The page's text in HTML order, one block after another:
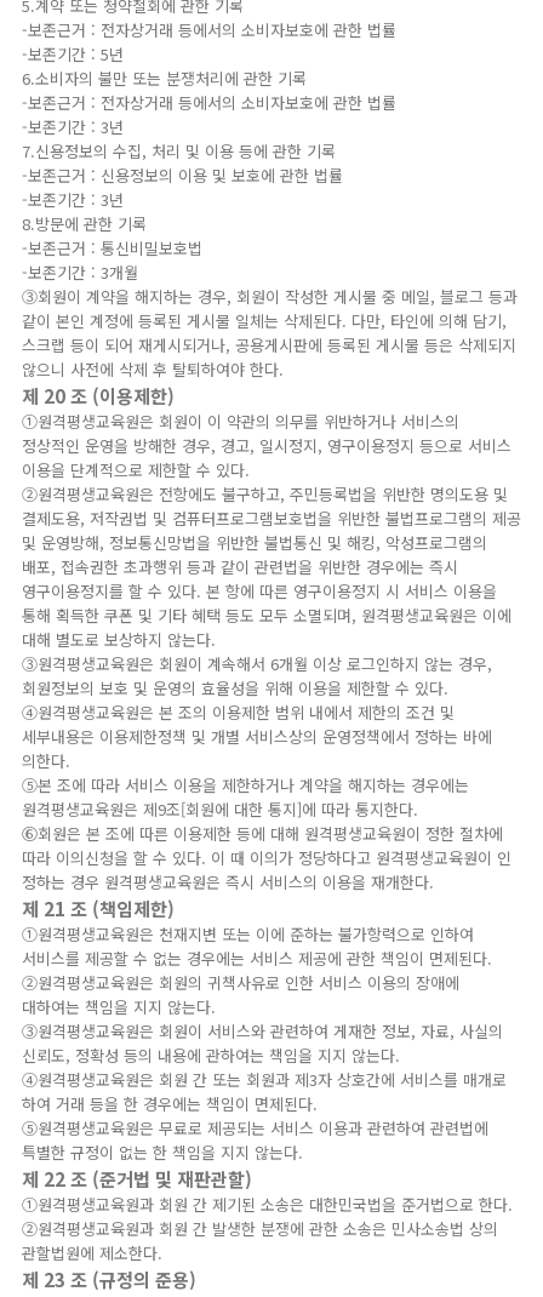
5.계약 또는 청약철회에 관한 기록
-보존근거 : 전자상거래 등에서의 소비자보호에 관한 법률
-보존기간 : 5년
6.소비자의 불만 또는 분쟁처리에 관한 기록
-보존근거 : 전자상거래 등에서의 소비자보호에 관한 법률
-보존기간 : 3년
7.신용정보의 수집, 처리 및 이용 등에 관한 기록
-보존근거 : 신용정보의 이용 및 보호에 관한 법률
-보존기간 : 3년
8.방문에 관한 기록
-보존근거 : 통신비밀보호법
-보존기간 : 3개월
③회원이 계약을 해지하는 경우, 회원이 작성한 게시물 중 메일, 블로그 등과
같이 본인 계정에 등록된 게시물 일체는 삭제된다. 다만, 타인에 의해 담기,
스크랩 등이 되어 재게시되거나, 공용게시판에 등록된 게시물 등은 삭제되지
않으니 사전에 삭제 후 탈퇴하여야 한다.
제 20 조 (이용제한)
①원격평생교육원은 회원이 이 약관의 의무를 위반하거나 서비스의
정상적인 운영을 방해한 경우, 경고, 일시정지, 영구이용정지 등으로 서비스
이용을 단계적으로 제한할 수 있다.
②원격평생교육원은 전항에도 불구하고, 주민등록법을 위반한 명의도용 및
결제도용, 저작권법 및 컴퓨터프로그램보호법을 위반한 불법프로그램의 제공
및 운영방해, 정보통신망법을 위반한 불법통신 및 해킹, 악성프로그램의
배포, 접속권한 초과행위 등과 같이 관련법을 위반한 경우에는 즉시
영구이용정지를 할 수 있다. 본 항에 따른 영구이용정지 시 서비스 이용을
통해 획득한 쿠폰 및 기타 혜택 등도 모두 소멸되며, 원격평생교육원은 이에
대해 별도로 보상하지 않는다.
③원격평생교육원은 회원이 계속해서 6개월 이상 로그인하지 않는 경우,
회원정보의 보호 및 운영의 효율성을 위해 이용을 제한할 수 있다.
④원격평생교육원은 본 조의 이용제한 범위 내에서 제한의 조건 및
세부내용은 이용제한정책 및 개별 서비스상의 운영정책에서 정하는 바에
의한다.
⑤본 조에 따라 서비스 이용을 제한하거나 계약을 해지하는 경우에는
원격평생교육원은 제9조[회원에 대한 통지]에 따라 통지한다.
⑥회원은 본 조에 따른 이용제한 등에 대해 원격평생교육원이 정한 절차에
따라 이의신청을 할 수 있다. 이 때 이의가 정당하다고 원격평생교육원이 인
정하는 경우 원격평생교육원은 즉시 서비스의 이용을 재개한다.
제 21 조 (책임제한)
①원격평생교육원은 천재지변 또는 이에 준하는 불가항력으로 인하여
서비스를 제공할 수 없는 경우에는 서비스 제공에 관한 책임이 면제된다.
②원격평생교육원은 회원의 귀책사유로 인한 서비스 이용의 장애에
대하여는 책임을 지지 않는다.
③원격평생교육원은 회원이 서비스와 관련하여 게재한 정보, 자료, 사실의
신뢰도, 정확성 등의 내용에 관하여는 책임을 지지 않는다.
④원격평생교육원은 회원 간 또는 회원과 제3자 상호간에 서비스를 매개로
하여 거래 등을 한 경우에는 책임이 면제된다.
⑤원격평생교육원은 무료로 제공되는 서비스 이용과 관련하여 관련법에
특별한 규정이 없는 한 책임을 지지 않는다.
제 22 조 (준거법 및 재판관할)
①원격평생교육원과 회원 간 제기된 소송은 대한민국법을 준거법으로 한다.
②원격평생교육원과 회원 간 발생한 분쟁에 관한 소송은 민사소송법 상의
관할법원에 제소한다.
제 23 조 (규정의 준용)